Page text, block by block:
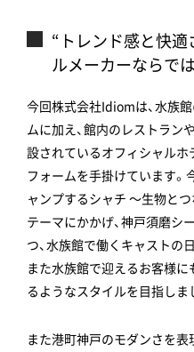
“トレンド感と快
ルメーカーならで
今回株式会社Idiomは、水族
ムに加え、館内のレストラン
設されているオフィシャル
フォームを手掛けています。
ャンプするシャチ ～生物と
テーマにかかげ、神戸須磨シ
つ、水族館で働くキャストの
また水族館で迎えるお客様
るようなスタイルを目指しま
また港町神戸のモダンさを表